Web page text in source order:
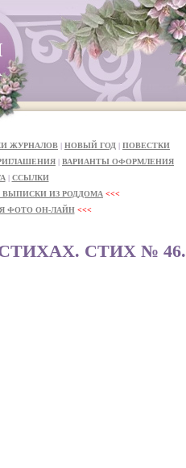
ЖУРНАЛОВ | НОВЫЙ ГОД | ПОВЕСТКИ
| ВАРИАНТЫ ОФОРМЛЕНИЯ
| ССЫЛКИ
ИЗ РОДДОМА <<<
ФОТО ОН-ЛАЙН<<<
СТИХ № 46.